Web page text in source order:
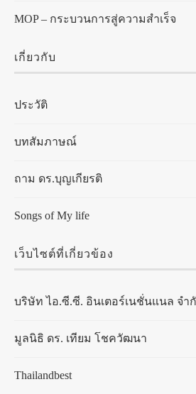
MOP – กระบวนการสู่ความสำเร็จ
เกี่ยวกับ
ประวัติ
บทสัมภาษณ์
ถาม ดร.บุญเกียรติ
Songs of My life
เว็บไซต์ที่เกี่ยวข้อง
บริษัท ไอ.ซี.ซี. อินเตอร์เนชั่นแนล จำ
มูลนิธิ ดร. เทียม โชควัฒนา
Thailandbest